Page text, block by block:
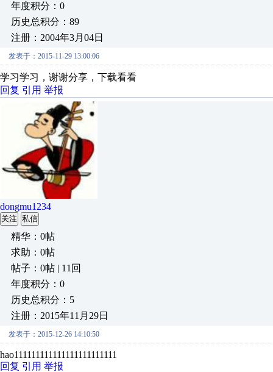
年度积分：0
历史总积分：89
注册：2004年3月04日
发表于：2015-11-29 13:00:06
学习学习，谢谢分享，下载看看
回复 引用 举报
dongmu1234
关注 私信
精华：0帖
求助：0帖
帖子：0帖 | 11回
年度积分：0
历史总积分：5
注册：2015年11月29日
发表于：2015-12-26 14:10:50
hao111111111111111111111111
回复 引用 举报